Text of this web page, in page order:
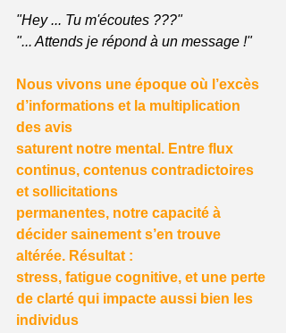
"Hey ... Tu m'écoutes ???"
"... Attends je répond à un message !"
Nous vivons une époque où l’excès
d’informations et la multiplication
des avis
saturent notre mental. Entre flux
continus, contenus contradictoires
et sollicitations
permanentes, notre capacité à
décider sainement s’en trouve
altérée. Résultat :
stress, fatigue cognitive, et une perte
de clarté qui impacte aussi bien les
individus